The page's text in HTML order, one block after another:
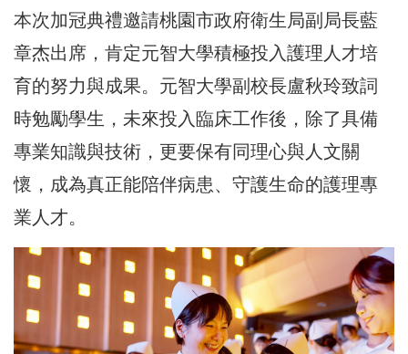
本次加冠典禮邀請桃園市政府衛生局副局長藍
章杰出席，肯定元智大學積極投入護理人才培
育的努力與成果。元智大學副校長盧秋玲致詞
時勉勵學生，未來投入臨床工作後，除了具備
專業知識與技術，更要保有同理心與人文關
懷，成為真正能陪伴病患、守護生命的護理專
業人才。